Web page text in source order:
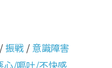
/振戦 / 意識障害
心/嘔吐/不快感